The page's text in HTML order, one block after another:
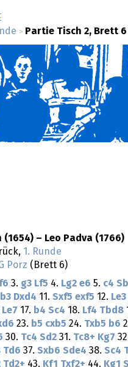
> Partie Tisch 2, Brett 6
(1654) – Leo Padva (1766)
1. Runde
Porz (Brett 6)
3. g3 Lf5 4. Lg2 e6 5. c4
Dxd4 11. Sxf5 exf5 12. Le3
Le7 17. b4 Sc4 18. Lf4 Tbd8
23. b5 cxb5 24. Txb5 b6
30. Tc4 Sd2 31. Tc8+ Kg7
Td6 37. Sxb6 Sde4 38. Sc4
Td2+ 43. Kf1 Txf2+ 44. Kg1